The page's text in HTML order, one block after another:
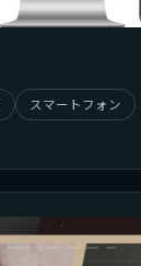
スマートフォン